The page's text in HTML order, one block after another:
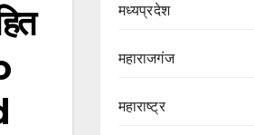
मध्यप्रदेश
महाराजगंज
महाराष्ट्र